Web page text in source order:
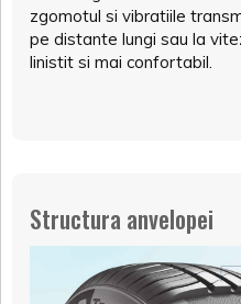
zgomotul si vibratiile
pe distante lungi sau la
linistit si mai confortabil.
Structura anvelopei